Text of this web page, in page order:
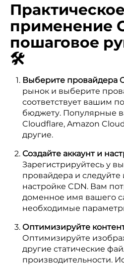
Практическое
применение
пошаговое
🛠️
Выберите провайдера
рынок и выберите
соответствует вашим
бюджету. Популярные
Cloudflare, Amazon
другие.
Создайте аккаунт и
Зарегистрируйтесь у
провайдера и
настройке CDN. Вам
доменное имя вашего
необходимые
Оптимизируйте
Оптимизируйте
другие статические
производительности.